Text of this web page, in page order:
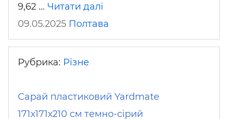
9,62 … Читати далі
09.05.2025 Полтава
Рубрика: Різне
Сарай пластиковий Yardmate
171х171х210 см темно-сірий